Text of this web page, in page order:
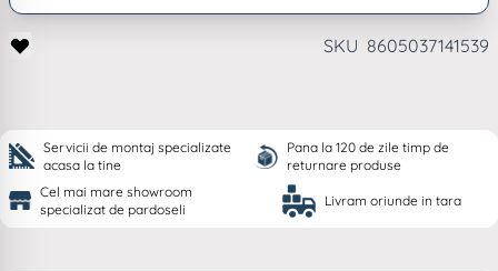
SKU 8605037141539
Servicii de montaj specializate
acasa la tine
Pana la 120 de zile timp de
returnare produse
Cel mai mare showroom
specializat de pardoseli
Livram oriunde in tara